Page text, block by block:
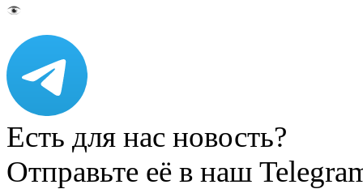
Есть для нас новость?
Отправьте её в наш